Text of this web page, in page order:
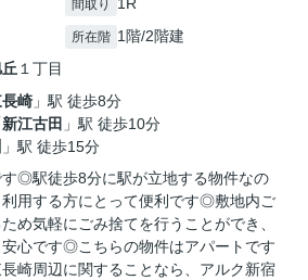
間取り
所在階 1階/2階建
１丁目
崎 」駅 徒歩8分
新江古田 」駅 徒歩10分
」駅 徒歩15分
◎駅徒歩8分に駅が立地する物件なの
用する方にとって便利です◎敷地内ご
め気軽にごみ捨てを行うことができ、
安心です◎こちらの物件はアパートです
崎周辺に関することなら、アルク新宿